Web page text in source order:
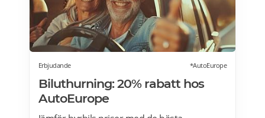
erbjudandet i Stockholm, Göteborg, Malmö,
Borås, Gävle, Jönköping, Karlstad, Linköping,
Västerås, Örebro här>>>
Erbjudande *AutoEurope
Biluthurning: 20% rabatt hos
AutoEurope